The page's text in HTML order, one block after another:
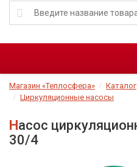
Магазин «Теплосфера» Каталог
Циркуляционные насосы
Насос циркуляционный WILO-Star-RS
30/4